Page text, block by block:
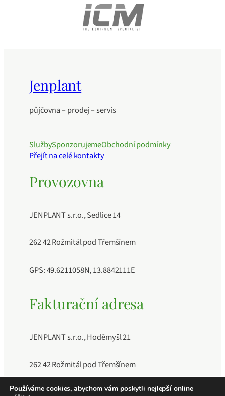
Jenplant
půjčovna – prodej – servis
SlužbySponzorujemeObchodní podmínky
Přejít na celé kontakty
Provozovna
JENPLANT s.r.o., Sedlice 14
262 42 Rožmitál pod Třemšínem
GPS: 49.6211058N, 13.8842111E
Fakturační adresa
JENPLANT s.r.o., Hoděmyšl 21
262 42 Rožmitál pod Třemšínem
IČO: 11883189, DIČ: CZ11883189, Číslo účtu:
Používáme cookies, abychom vám poskytli nejlepší online